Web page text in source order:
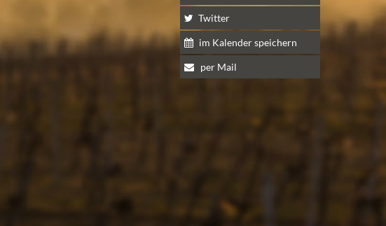
Twitter
im Kalender speichern
per Mail